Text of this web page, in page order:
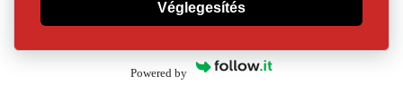
Véglegesítés
Powered by